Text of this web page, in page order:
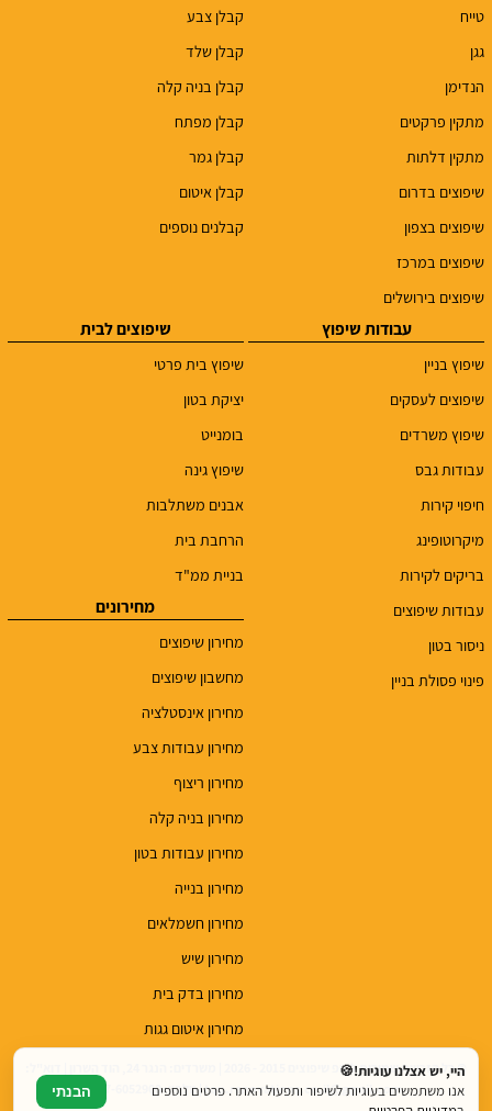
טייח
גגן
הנדימן
מתקין פרקטים
מתקין דלתות
שיפוצים בדרום
שיפוצים בצפון
שיפוצים במרכז
שיפוצים בירושלים
קבלן צבע
קבלן שלד
קבלן בניה קלה
קבלן מפתח
קבלן גמר
קבלן איטום
קבלנים נוספים
עבודות שיפוץ
שיפוץ בניין
שיפוצים לעסקים
שיפוץ משרדים
עבודות גבס
חיפוי קירות
מיקרוטופינג
בריקים לקירות
עבודות שיפוצים
ניסור בטון
פינוי פסולת בניין
שיפוצים לבית
שיפוץ בית פרטי
יציקת בטון
בומנייט
שיפוץ גינה
אבנים משתלבות
הרחבת בית
בניית ממ"ד
מחירונים
מחירון שיפוצים
מחשבון שיפוצים
מחירון אינסטלציה
מחירון עבודות צבע
מחירון ריצוף
מחירון בניה קלה
מחירון עבודות בטון
מחירון בנייה
מחירון חשמלאים
מחירון שיש
מחירון בדק בית
מחירון איטום גגות
top.renovations.co.il@gmail.com | טלפון: 077-6052900
היי, יש אצלנו עוגיות!🍪
אנו משתמשים בעוגיות לשיפור ותפעול האתר. פרטים נוספים
הבנתי